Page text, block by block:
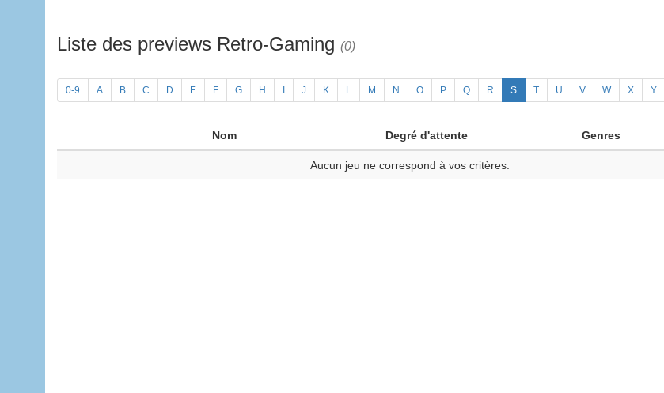
Liste des previews Retro-Gaming (0)
0-9 A B C D E F G H J K L M N O P Q R S T U V W X Y
Nom Degré d'attente Genres
Aucun jeu ne correspond à vos critères.